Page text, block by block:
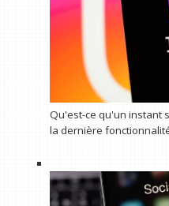
Qu'est-ce qu'un instant
la dernière